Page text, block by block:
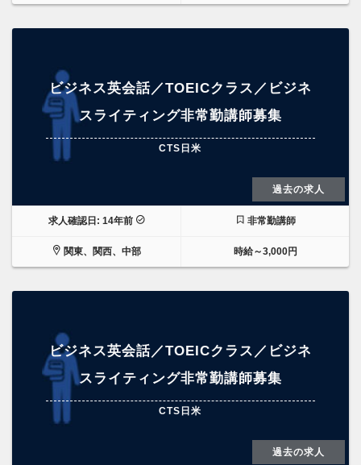
ビジネス英会話／TOEICクラス／ビジネ
スライティング非常勤講師募集
CTS日米
過去の求人
求人確認日: 14年前 非常勤講師
関東、関西、中部 時給～3,000円
ビジネス英会話／TOEICクラス／ビジネ
スライティング非常勤講師募集
CTS日米
過去の求人